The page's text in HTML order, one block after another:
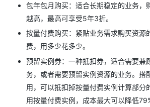
包年包月购买：适合长期稳定的业务，
越高，最高可享受5年3折。
按量付费购买：紧贴业务需求购买资源
费，用多少花多少。
预留实例券：一种抵扣券，适合需要兼
务，或者需要预留实例资源的业务。搭
用，可以抵扣掉按量付费实例计算部分
用按量付费实例，成本最大可以降低